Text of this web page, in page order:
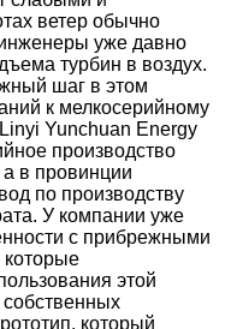
ветер обычно
уже давно
турбин в воздух.
шаг в этом
к мелкосерийному
Yunchuan Energy
производство
в провинции
по производству
У компании уже
с прибрежными
этой
собственных
который